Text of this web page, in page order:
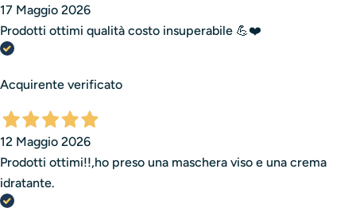
17 Maggio 2026
Prodotti ottimi qualità costo insuperabile 💪❤️
Acquirente verificato
12 Maggio 2026
Prodotti ottimi!!,ho preso una maschera viso e una crema
idratante.